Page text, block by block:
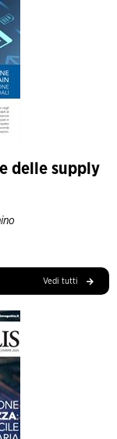
delle supply
Vedi tutti